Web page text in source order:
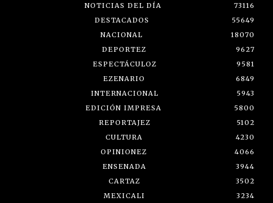
NOTICIAS DEL DÍA
73116
DESTACADOS
55649
NACIONAL
18070
DEPORTEZ
9627
ESPECTÁCULOZ
9581
EZENARIO
6849
INTERNACIONAL
5943
EDICIÓN IMPRESA
5800
REPORTAJEZ
5102
CULTURA
4230
OPINIONEZ
4066
ENSENADA
3944
CARTAZ
3502
MEXICALI
3234